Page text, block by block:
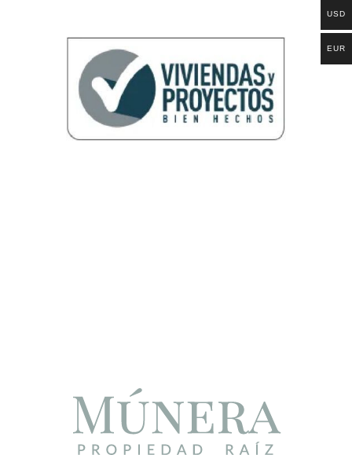
USD
EUR